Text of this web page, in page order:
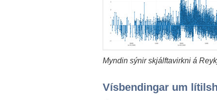
Myndin sýnir skjálftavirkni á
Vísbendingar um